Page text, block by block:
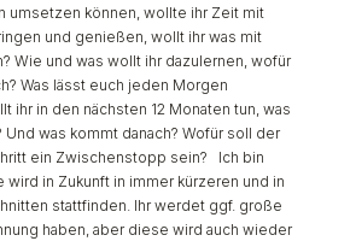
umsetzen können, wollte ihr Zeit mit
und genießen, wollt ihr was mit
Wie und was wollt ihr dazulernen, wofür
Was lässt euch jeden Morgen
ihr in den nächsten 12 Monaten tun, was
was kommt danach? Wofür soll der
ein Zwischenstopp sein? Ich bin
wird in Zukunft in immer kürzeren und in
stattfinden. Ihr werdet ggf. große
haben, aber diese wird auch wieder